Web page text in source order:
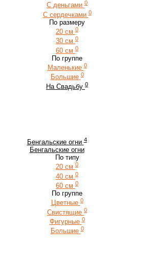
С деньгами 0
С сердечками 0
По размеру
20 см 0
30 см 0
60 см 0
По группе
Маленькие 0
Большие 0
На Свадьбу 0
Бенгальские огни 4
Бенгальские огни
По типу
20 см 0
40 см 0
60 см 0
По группе
Цветные 0
Свистящие 0
Фигурные 0
Большие 0